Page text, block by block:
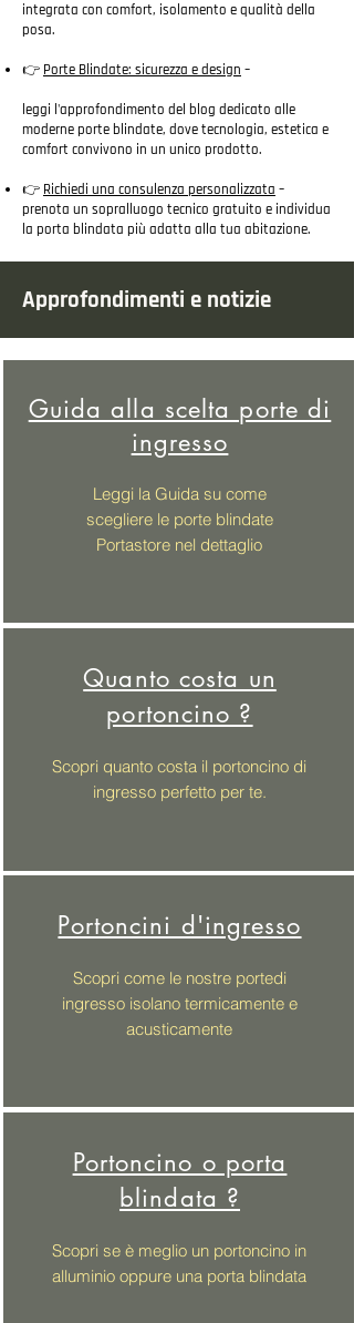
integrata con comfort, isolamento e qualità della
posa.
👉 Porte Blindate: sicurezza e design –
leggi l'approfondimento del blog dedicato alle
moderne porte blindate, dove tecnologia, estetica e
comfort convivono in un unico prodotto.
👉 Richiedi una consulenza personalizzata –
prenota un sopralluogo tecnico gratuito e individua
la porta blindata più adatta alla tua abitazione.
Approfondimenti e notizie
Guida alla scelta porte di
ingresso
Leggi la Guida su come
scegliere le porte blindate
Portastore nel dettaglio
Quanto costa un
portoncino ?
Scopri quanto costa il portoncino di
ingresso perfetto per te.
Portoncini d'ingresso
Scopri come le nostre portedi
ingresso isolano termicamente e
acusticamente
Portoncino o porta
blindata ?
Scopri se è meglio un portoncino in
alluminio oppure una porta blindata